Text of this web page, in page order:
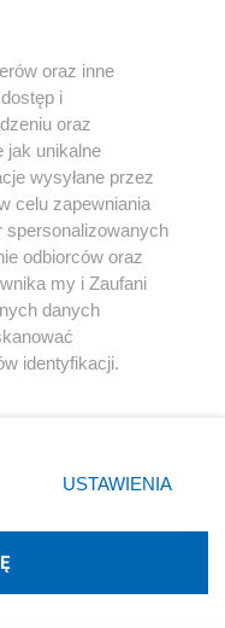
Youtube
W3media.pl
oraz inne
i
oraz
jak unikalne
wysyłane przez
celu zapewniania
spersonalizowanych
odbiorców oraz
my i Zaufani
danych
identyfikacji.
prywatności
strony
zgody
się takiemu
USTAWIENIA